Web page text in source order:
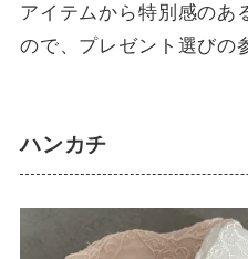
アイテムから特別感のあ
ので、プレゼント選びの
ハンカチ